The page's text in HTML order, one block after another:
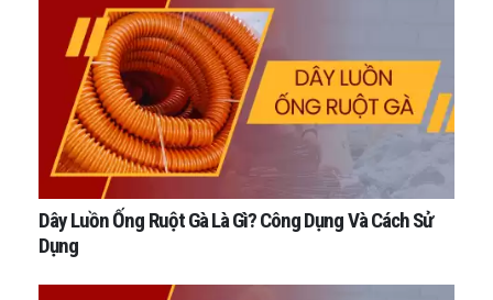
Dây Luồn Ống Ruột Gà Là Gì? Công Dụng Và Cách Sử
Dụng